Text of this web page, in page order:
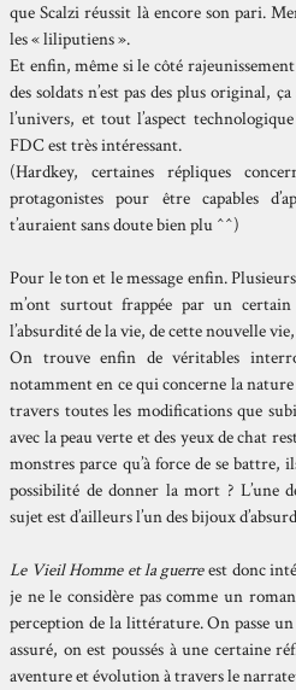
que Scalzi réussit là encore son pari.
les « liliputiens ».
Et enfin, même si le côté
des soldats n’est pas des plus original,
l’univers, et tout l’aspect
FDC est très intéressant.
(Hardkey, certaines répliques
protagonistes pour être capables
t’auraient sans doute bien plu ^^)
Pour le ton et le message enfin.
m’ont surtout frappée par un
l’absurdité de la vie, de cette nouvelle
On trouve enfin de véritables
notamment en ce qui concerne la
travers toutes les modifications que
avec la peau verte et des yeux de chat
monstres parce qu’à force de se battre,
possibilité de donner la mort ? L’une
sujet est d’ailleurs l’un des bijoux
Le Vieil Homme et la guerreest donc
je ne le considère pas comme un
perception de la littérature. On passe
assuré, on est poussés à une certaine
aventure et évolution à travers le